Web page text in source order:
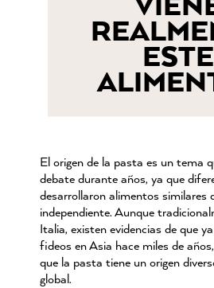
ESTE
El origen de la pasta es un tema
debate durante años, ya que
desarrollaron alimentos similares
independiente. Aunque
Italia, existen evidencias de que
fideos en Asia hace miles de
que la pasta tiene un origen
global.